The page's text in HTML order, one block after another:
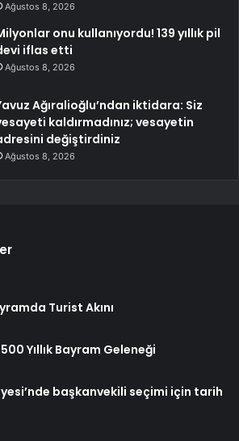
Ağustos 8, 2026
onu kullanıyordu! 139 yıllık pil
iflas etti
Ağustos 8, 2026
Ağıralioğlu’ndan iktidara: Siz
kaldırmadınız; vesayetin
değiştirdiniz
Ağustos 8, 2026
Turist Akını
Yıllık Bayram Geleneği
başkanvekili seçimi için tarih